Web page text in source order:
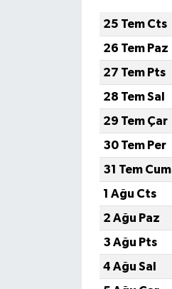
25 Tem Cts
26 Tem Paz
27 Tem Pts
28 Tem Sal
29 Tem Çar
30 Tem Per
31 Tem Cum
1 Ağu Cts
2 Ağu Paz
3 Ağu Pts
4 Ağu Sal
Tarihi Yapılarımız